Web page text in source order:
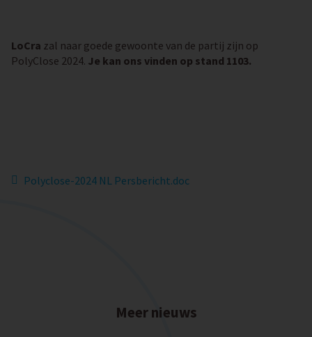
LoCra zal naar goede gewoonte van de partij zijn op
PolyClose 2024. Je kan ons vinden op stand 1103.
Polyclose-2024 NL Persbericht.doc
Meer nieuws